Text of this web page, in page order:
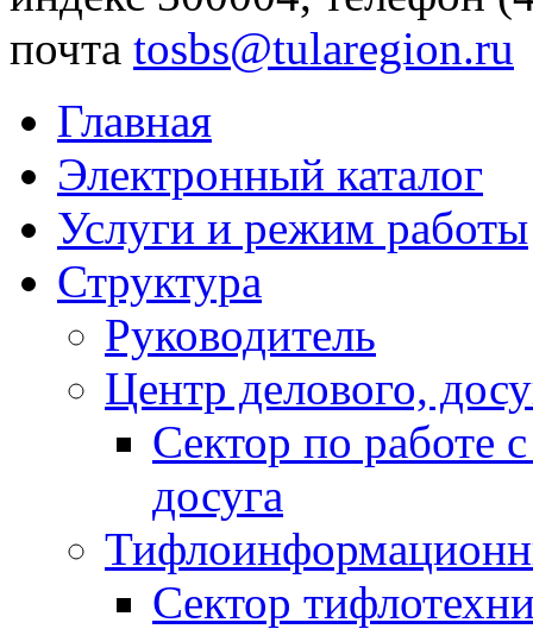
почта tosbs@tularegion.ru
Главная
Электронный каталог
Услуги и режим работы
Структура
Руководитель
Центр делового,
Сектор по работе
досуга
Сектор